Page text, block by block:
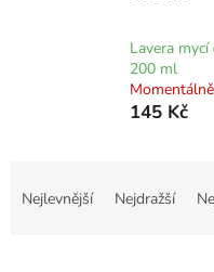
Lavera
200 ml
145 Kč
Nejlevnější Nejdražší